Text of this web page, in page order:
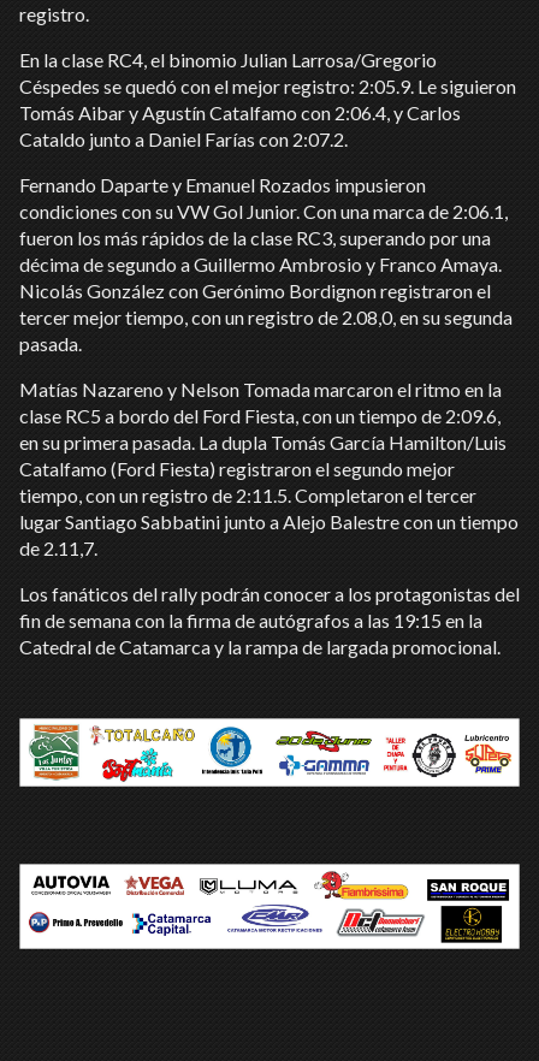
registro.
En la clase RC4, el binomio Julian Larrosa/Gregorio
Céspedes se quedó con el mejor registro: 2:05.9. Le siguieron
Tomás Aibar y Agustín Catalfamo con 2:06.4, y Carlos
Cataldo junto a Daniel Farías con 2:07.2.
Fernando Daparte y Emanuel Rozados impusieron
condiciones con su VW Gol Junior. Con una marca de 2:06.1,
fueron los más rápidos de la clase RC3, superando por una
décima de segundo a Guillermo Ambrosio y Franco Amaya.
Nicolás González con Gerónimo Bordignon registraron el
tercer mejor tiempo, con un registro de 2.08,0, en su segunda
pasada.
Matías Nazareno y Nelson Tomada marcaron el ritmo en la
clase RC5 a bordo del Ford Fiesta, con un tiempo de 2:09.6,
en su primera pasada. La dupla Tomás García Hamilton/Luis
Catalfamo (Ford Fiesta) registraron el segundo mejor
tiempo, con un registro de 2:11.5. Completaron el tercer
lugar Santiago Sabbatini junto a Alejo Balestre con un tiempo
de 2.11,7.
Los fanáticos del rally podrán conocer a los protagonistas del
fin de semana con la firma de autógrafos a las 19:15 en la
Catedral de Catamarca y la rampa de largada promocional.